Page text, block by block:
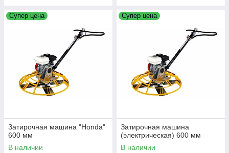
Супер цена
Затирочная машина "Honda"
600 мм
В наличии
Супер цена
Затирочная машина
(электрическая) 600 мм
В наличии